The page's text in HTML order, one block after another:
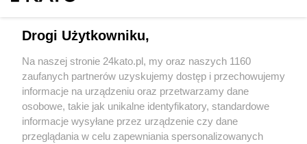
z książką pod pachą
3 / 24
2023 02 27 Koncert i książka
034
Wydawca mediów lokalnych
Drogi Użytkowniku,
Na naszej stronie 24kato.pl, my oraz naszych 1160
zaufanych partnerów uzyskujemy dostęp i przechowujemy
informacje na urządzeniu oraz przetwarzamy dane
osobowe, takie jak unikalne identyfikatory, standardowe
informacje wysyłane przez urządzenie czy dane
przeglądania w celu zapewniania spersonalizowanych